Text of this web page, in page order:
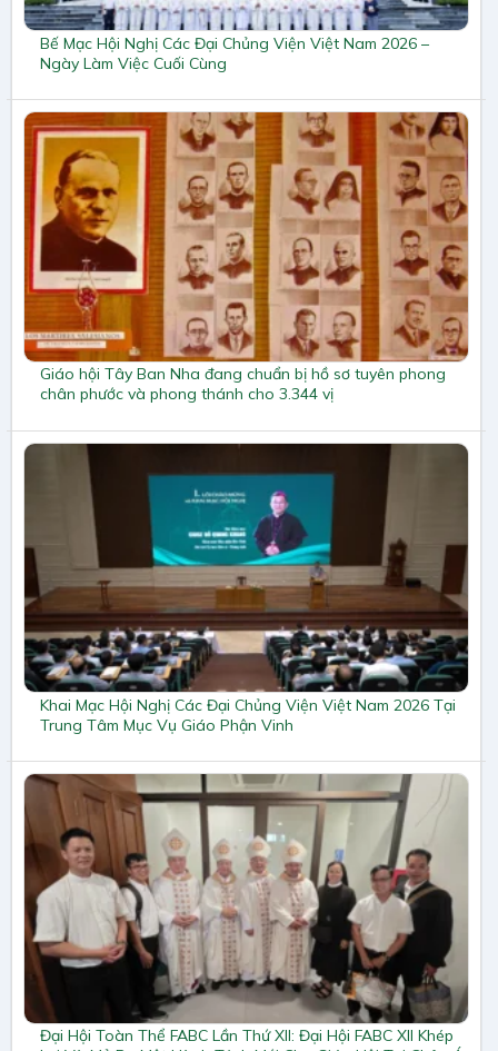
Bế Mạc Hội Nghị Các Đại Chủng Viện Việt Nam 2026 –
Ngày Làm Việc Cuối Cùng
Giáo hội Tây Ban Nha đang chuẩn bị hồ sơ tuyên phong
chân phước và phong thánh cho 3.344 vị
Khai Mạc Hội Nghị Các Đại Chủng Viện Việt Nam 2026 Tại
Trung Tâm Mục Vụ Giáo Phận Vinh
Đại Hội Toàn Thể FABC Lần Thứ XII: Đại Hội FABC XII Khép